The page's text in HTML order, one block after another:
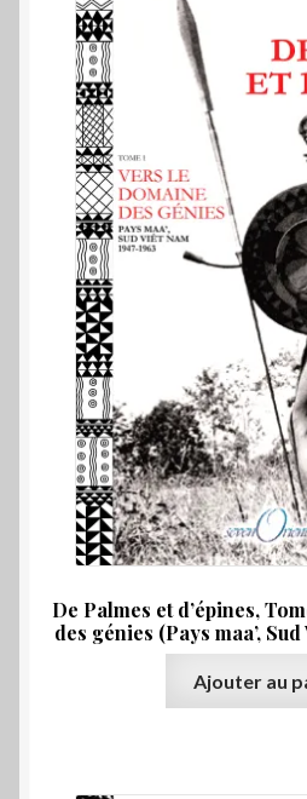
De Palmes et d’épines,
des génies (Pays maa’,
Ajouter au